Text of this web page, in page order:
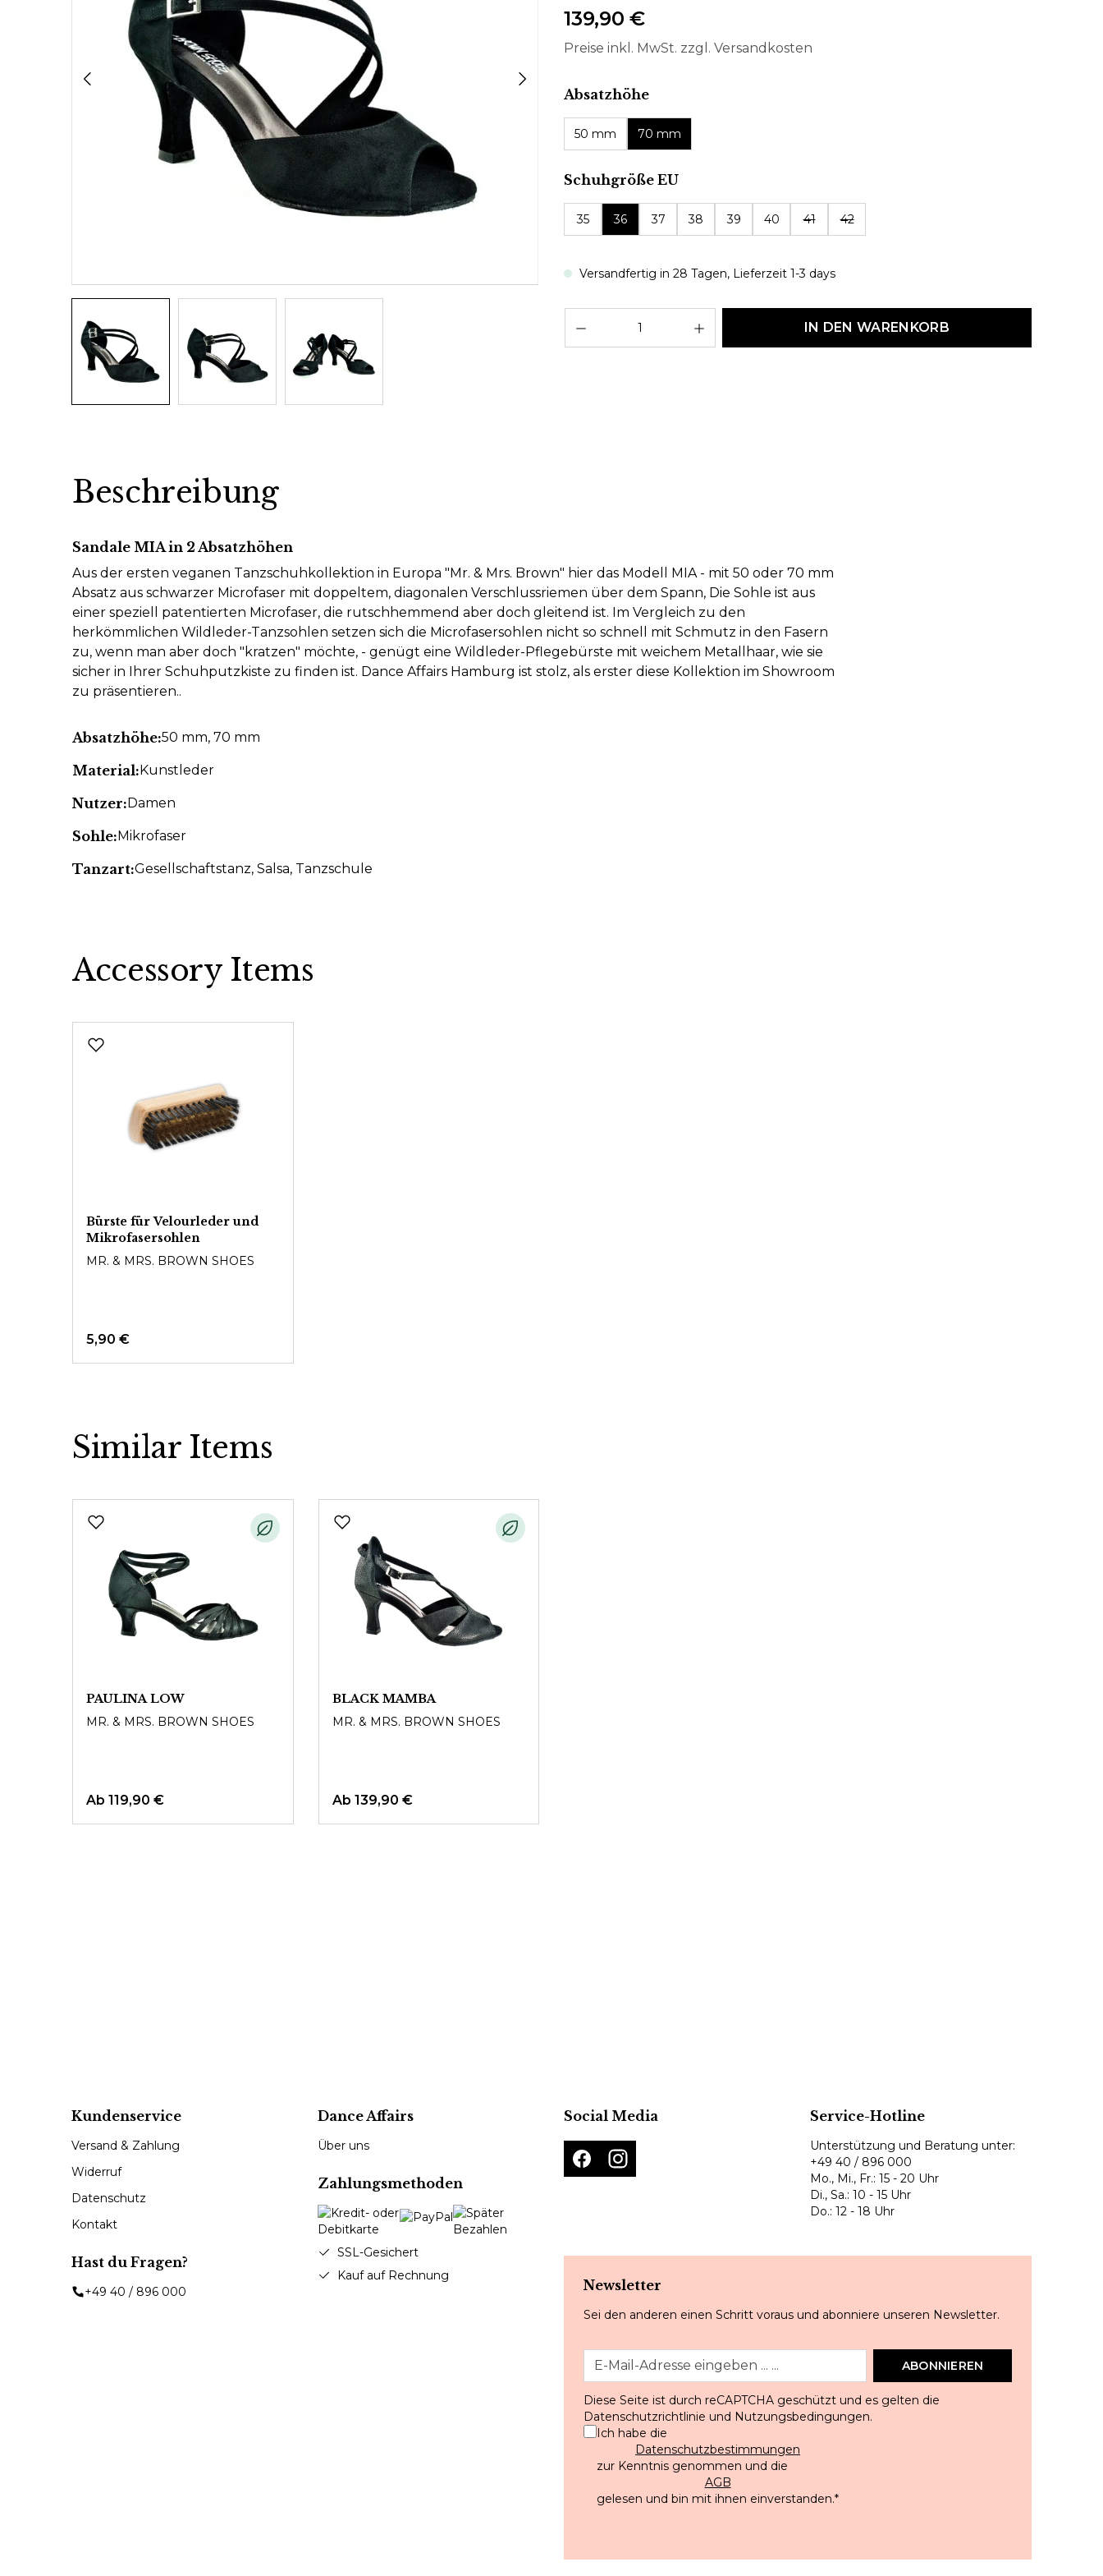
139,90 €
Preise inkl. MwSt. zzgl. Versandkosten
Absatzhöheauswählen
50 mm 70 mm
Schuhgröße EUauswählen
35 36 37 38 39 40 41 42
Versandfertig in 28 Tagen, Lieferzeit 1-3 days
IN DEN WARENKORB
Beschreibung
Sandale MIA in 2 Absatzhöhen
Aus der ersten veganen Tanzschuhkollektion in Europa "Mr. & Mrs. Brown" hier das Modell MIA - mit 50 oder 70 mm
Absatz aus schwarzer Microfaser mit doppeltem, diagonalen Verschlussriemen über dem Spann, Die Sohle ist aus
einer speziell patentierten Microfaser, die rutschhemmend aber doch gleitend ist. Im Vergleich zu den
herkömmlichen Wildleder-Tanzsohlen setzen sich die Microfasersohlen nicht so schnell mit Schmutz in den Fasern
zu, wenn man aber doch "kratzen" möchte, - genügt eine Wildleder-Pflegebürste mit weichem Metallhaar, wie sie
sicher in Ihrer Schuhputzkiste zu finden ist. Dance Affairs Hamburg ist stolz, als erster diese Kollektion im Showroom
zu präsentieren..
Absatzhöhe:50 mm, 70 mm
Material:Kunstleder
Nutzer:Damen
Sohle:Mikrofaser
Tanzart:Gesellschaftstanz, Salsa, Tanzschule
Accessory Items
Bürste für Velourleder und
Mikrofasersohlen
MR. & MRS. BROWN SHOES
5,90 €
Similar Items
PAULINA LOW
MR. & MRS. BROWN SHOES
Ab 119,90 €
BLACK MAMBA
MR. & MRS. BROWN SHOES
Ab 139,90 €
Kundenservice
Versand & Zahlung
Widerruf
Datenschutz
Kontakt
Hast du Fragen?
+49 40 / 896 000
Dance Affairs
Über uns
Zahlungsmethoden
SSL-Gesichert
Kauf auf Rechnung
Social Media Service-Hotline
Unterstützung und Beratung unter:
+49 40 / 896 000
Mo., Mi., Fr.: 15 - 20 Uhr
Di., Sa.: 10 - 15 Uhr
Do.: 12 - 18 Uhr
Newsletter
Sei den anderen einen Schritt voraus und abonniere unseren Newsletter.
ABONNIEREN
Diese Seite ist durch reCAPTCHA geschützt und es gelten die
Datenschutzrichtlinie und Nutzungsbedingungen.
Ich habe die
Datenschutzbestimmungen
zur Kenntnis genommen und die
AGB
gelesen und bin mit ihnen einverstanden.*